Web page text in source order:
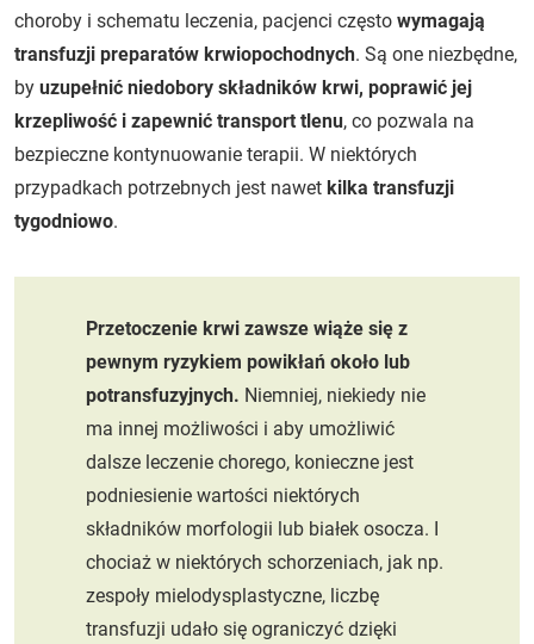
choroby i schematu leczenia, pacjenci często wymagają
transfuzji preparatów krwiopochodnych. Są one niezbędne,
by uzupełnić niedobory składników krwi, poprawić jej
krzepliwość i zapewnić transport tlenu, co pozwala na
bezpieczne kontynuowanie terapii. W niektórych
przypadkach potrzebnych jest nawet kilka transfuzji
tygodniowo.
Przetoczenie krwi zawsze wiąże się z
pewnym ryzykiem powikłań około lub
potransfuzyjnych. Niemniej, niekiedy nie
ma innej możliwości i aby umożliwić
dalsze leczenie chorego, konieczne jest
podniesienie wartości niektórych
składników morfologii lub białek osocza. I
chociaż w niektórych schorzeniach, jak np.
zespoły mielodysplastyczne, liczbę
transfuzji udało się ograniczyć dzięki